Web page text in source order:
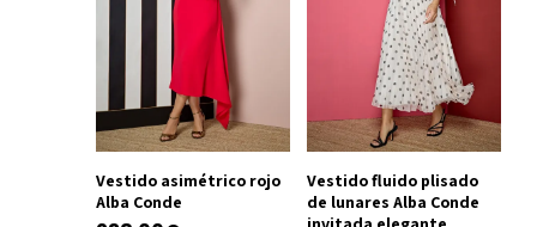
opciones
pueden
elegir
en
la
página
opciones
pueden
elegir
en
la
página
Vestido asimétrico rojo
Alba Conde
Vestido fluido plisado
de lunares Alba Conde